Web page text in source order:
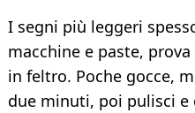
I segni più leggeri
macchine e paste,
in feltro. Poche gocce,
due minuti, poi pulisci